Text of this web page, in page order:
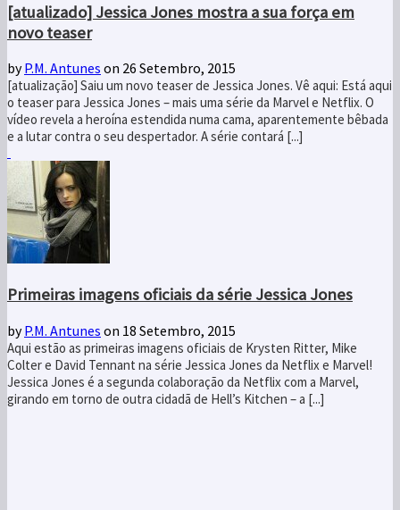
[atualizado] Jessica Jones mostra a sua força em
novo teaser
byP.M. Antunes on 26 Setembro, 2015
[atualização] Saiu um novo teaser de Jessica Jones. Vê aqui: Está aqui
o teaser para Jessica Jones – mais uma série da Marvel e Netflix. O
vídeo revela a heroína estendida numa cama, aparentemente bêbada
e a lutar contra o seu despertador. A série contará [...]
Primeiras imagens oficiais da série Jessica Jones
byP.M. Antunes on 18 Setembro, 2015
Aqui estão as primeiras imagens oficiais de Krysten Ritter, Mike
Colter e David Tennant na série Jessica Jones da Netflix e Marvel!
Jessica Jones é a segunda colaboração da Netflix com a Marvel,
girando em torno de outra cidadã de Hell’s Kitchen – a [...]